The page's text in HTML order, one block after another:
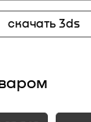
скачать 3ds